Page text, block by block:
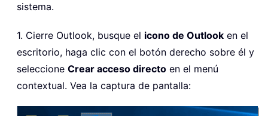
sistema.
1. Cierre Outlook, busque el icono de Outlook en el
escritorio, haga clic con el botón derecho sobre él y
seleccione Crear acceso directo en el menú
contextual. Vea la captura de pantalla: